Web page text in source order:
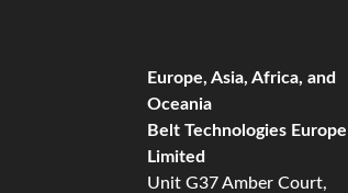
Europe, Asia, Africa, and
Oceania
Belt Technologies Europe
Limited
Unit G37 Amber Court,